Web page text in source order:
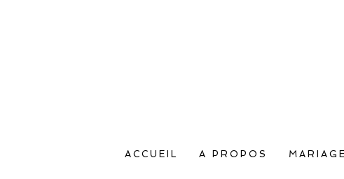
ACCUEIL A PROPOS MARIAGE